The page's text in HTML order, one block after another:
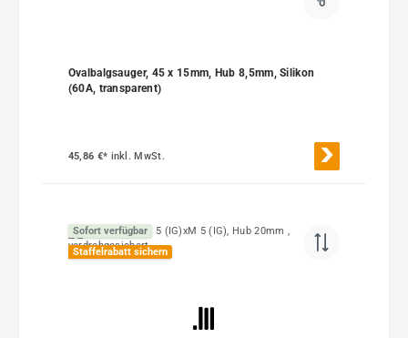
Ovalbalgsauger, 45 x 15mm, Hub 8,5mm, Silikon
(60A, transparent)
45,86 €* inkl. MwSt.
Sofort verfügbar
Staffelrabatt sichern